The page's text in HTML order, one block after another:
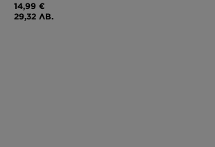
14,99 €
29,32 ЛВ.